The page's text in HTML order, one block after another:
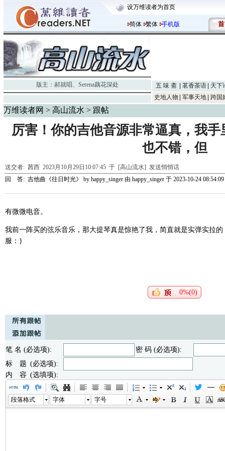
设万维读者为首页
简体 繁体 手机版 首
版主： 郝就唱、 Serena藕花深处 五 味 斋 茗香茶语
天下
史地人物
军事天地 跨国
万维读者网 > 高山流水 > 跟帖
厉害！你的吉他音源非常逼真，我
也不错，但
送交者: 茜西 2023月10月29日10:07:45 于 [高山流水] 发送悄悄话
回 答: 吉他曲《往日时光》 by happy_singer 由 happy_singer 于 2023-10-24 08:54:09
有微微电音。
我前一阵买的弦乐音乐，那大提琴真是惊艳了我，简直就是实弹实拉
服：}
0%(0)
笔 名 (必选项):
密 码 (必选项):
标 题 (必选项):
内 容 (选填项):
段落格式 字体 字号